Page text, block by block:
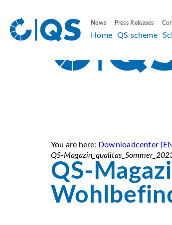
News Press Releases
Home QS scheme
You are here: Downloadcenter
QS-
QS-